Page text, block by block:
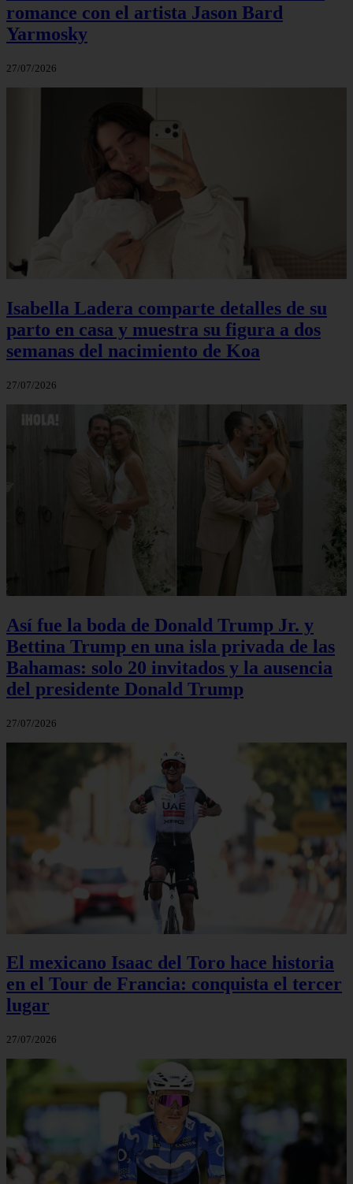
romance con el artista Jason Bard
Yarmosky
27/07/2026
Isabella Ladera comparte detalles de su
parto en casa y muestra su figura a dos
semanas del nacimiento de Koa
27/07/2026
Así fue la boda de Donald Trump Jr. y
Bettina Trump en una isla privada de las
Bahamas: solo 20 invitados y la ausencia
del presidente Donald Trump
27/07/2026
El mexicano Isaac del Toro hace historia
en el Tour de Francia: conquista el tercer
lugar
27/07/2026